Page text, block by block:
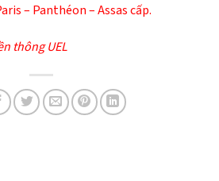
– Panthéon – Assas cấp.
thông UEL